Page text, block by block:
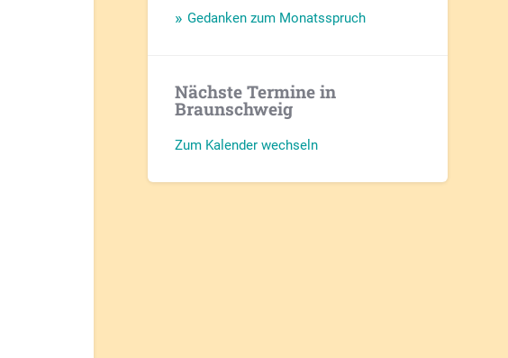
Gedanken zum Monatsspruch
Nächste Termine in
Braunschweig
Zum Kalender wechseln